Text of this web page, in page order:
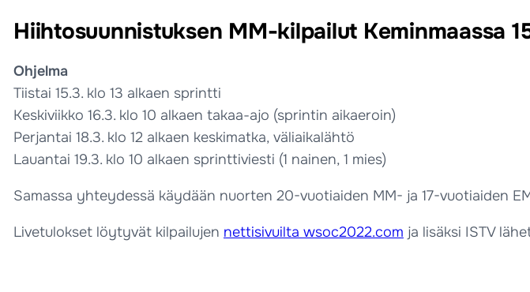
Hiihtosuunnistuksen MM-kilpailut Keminmaassa
Ohjelma
Tiistai 15.3. klo 13 alkaen sprintti
Keskiviikko 16.3. klo 10 alkaen takaa-ajo (sprintin aikaeroin)
Perjantai 18.3. klo 12 alkaen keskimatka, väliaikalähtö
Lauantai 19.3. klo 10 alkaen sprinttiviesti (1 nainen, 1 mies)
Samassa yhteydessä käydään nuorten 20-vuotiaiden MM- ja 17-vuotiaiden
Livetulokset löytyvät kilpailujen nettisivuilta wsoc2022.com ja lisäksi ISTV